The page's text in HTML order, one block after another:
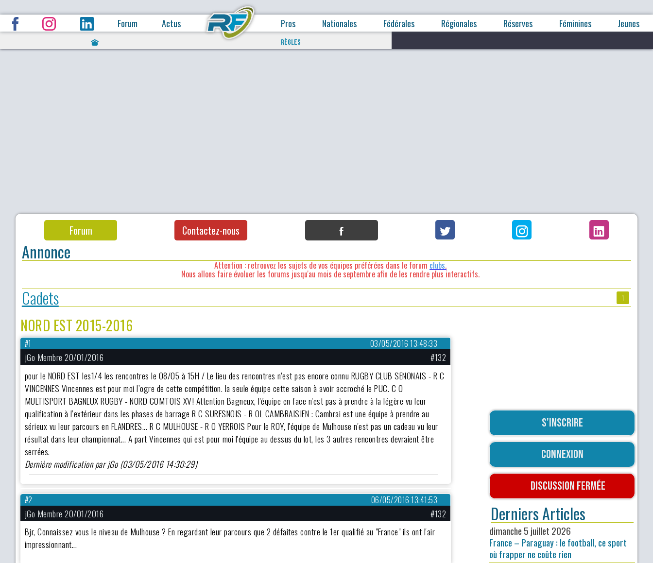
Forum Actus Pros Nationales Fédérales Régionales Réserves Féminines Jeunes
RÈGLES
Forum Contactez-nous
Annonce
Attention : retrouvez les sujets de vos équipes préférées dans le forum clubs.
Nous allons faire évoluer les forums jusqu'au mois de septembre afin de les rendre plus interactifs.
Cadets 1
NORD EST 2015-2016
03/05/2016 13:48:33
#1
jGo Membre 20/01/2016
#132
pour le NORD EST les1/4 les rencontres le 08/05 à 15H / Le lieu des rencontres n'est pas encore connu RUGBY CLUB SENONAIS - R C
VINCENNES Vincennes est pour moi l’ogre de cette compétition. la seule équipe cette saison à avoir accroché le PUC. C O
MULTISPORT BAGNEUX RUGBY - NORD COMTOIS XV! Attention Bagneux, l'équipe en face n'est pas à prendre à la légère vu leur
qualification à l’extérieur dans les phases de barrage R C SURESNOIS - R OL CAMBRAISIEN : Cambrai est une équipe à prendre au
sérieux vu leur parcours en FLANDRES... R C MULHOUSE - R O YERROIS Pour le ROY, l'équipe de Mulhouse n'est pas un cadeau vu leur
résultat dans leur championnat... A part Vincennes qui est pour moi l'équipe au dessus du lot, les 3 autres rencontres devraient être
serrées.
Dernière modification par jGo (03/05/2016 14:30:29)
06/05/2016 13:41:53
#2
jGo Membre 20/01/2016
#132
Bjr, Connaissez vous le niveau de Mulhouse ? En regardant leur parcours que 2 défaites contre le 1er qualifié au "France" ils ont l'air
impressionnant...
S'inscrire
Connexion
Discussion fermée
Derniers Articles
dimanche 5 juillet 2026
France – Paraguay : le football, ce sport
où frapper ne coûte rien